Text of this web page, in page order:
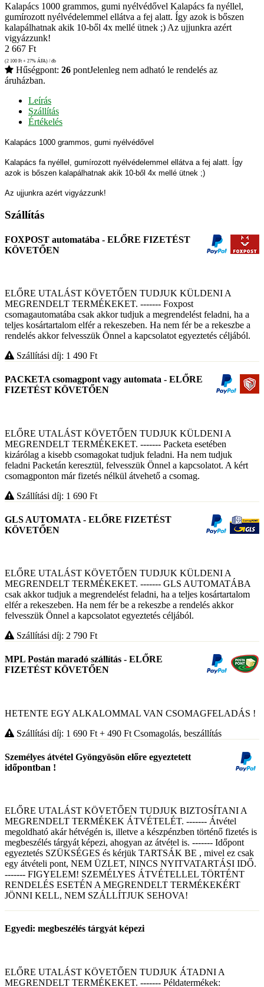
Kalapács 1000 grammos, gumi nyélvédővel Kalapács fa nyéllel,
gumírozott nyélvédelemmel ellátva a fej alatt. Így azok is bőszen
kalapálhatnak akik 10-ből 4x mellé ütnek ;) Az ujjunkra azért
vigyázzunk!
2 667 Ft
(2 100 Ft + 27% ÁFA) / db
Hűségpont: 26 pontJelenleg nem adható le rendelés az
áruházban.
Leírás
Szállítás
Értékelés
Kalapács 1000 grammos, gumi nyélvédővel
Kalapács fa nyéllel, gumírozott nyélvédelemmel ellátva a fej alatt. Így
azok is bőszen kalapálhatnak akik 10-ből 4x mellé ütnek ;)
Az ujjunkra azért vigyázzunk!
Szállítás
FOXPOST automatába - ELŐRE FIZETÉST
KÖVETŐEN
ELŐRE UTALÁST KÖVETŐEN TUDJUK KÜLDENI A
MEGRENDELT TERMÉKEKET. ------- Foxpost
csomagautomatába csak akkor tudjuk a megrendelést feladni, ha a
teljes kosártartalom elfér a rekeszeben. Ha nem fér be a rekeszbe a
rendelés akkor felvesszük Önnel a kapcsolatot egyeztetés céljából.
Szállítási díj: 1 490 Ft
PACKETA csomagpont vagy automata - ELŐRE
FIZETÉST KÖVETŐEN
ELŐRE UTALÁST KÖVETŐEN TUDJUK KÜLDENI A
MEGRENDELT TERMÉKEKET. ------- Packeta esetében
kizárólag a kisebb csomagokat tudjuk feladni. Ha nem tudjuk
feladni Packetán keresztül, felvesszük Önnel a kapcsolatot. A kért
csomagponton már fizetés nélkül átvehető a csomag.
Szállítási díj: 1 690 Ft
GLS AUTOMATA - ELŐRE FIZETÉST
KÖVETŐEN
ELŐRE UTALÁST KÖVETŐEN TUDJUK KÜLDENI A
MEGRENDELT TERMÉKEKET. ------- GLS AUTOMATÁBA
csak akkor tudjuk a megrendelést feladni, ha a teljes kosártartalom
elfér a rekeszeben. Ha nem fér be a rekeszbe a rendelés akkor
felvesszük Önnel a kapcsolatot egyeztetés céljából.
Szállítási díj: 2 790 Ft
MPL Postán maradó szállítás - ELŐRE
FIZETÉST KÖVETŐEN
HETENTE EGY ALKALOMMAL VAN CSOMAGFELADÁS !
Szállítási díj: 1 690 Ft + 490 Ft Csomagolás, beszállítás
Személyes átvétel Gyöngyösön előre egyeztetett
időpontban !
ELŐRE UTALÁST KÖVETŐEN TUDJUK BIZTOSÍTANI A
MEGRENDELT TERMÉKEK ÁTVÉTELÉT. ------- Átvétel
megoldható akár hétvégén is, illetve a készpénzben történő fizetés is
megbeszélés tárgyát képezi, ahogyan az átvétel is. ------- Időpont
egyeztetés SZÜKSÉGES és kérjük TARTSÁK BE , mivel ez csak
egy átvételi pont, NEM ÜZLET, NINCS NYITVATARTÁSI IDŐ.
------- FIGYELEM! SZEMÉLYES ÁTVÉTELLEL TÖRTÉNT
RENDELÉS ESETÉN A MEGRENDELT TERMÉKEKÉRT
JÖNNI KELL, NEM SZÁLLÍTJUK SEHOVA!
Egyedi: megbeszélés tárgyát képezi
ELŐRE UTALÁST KÖVETŐEN TUDJUK ÁTADNI A
MEGRENDELT TERMÉKEKET. ------- Példatermékek: